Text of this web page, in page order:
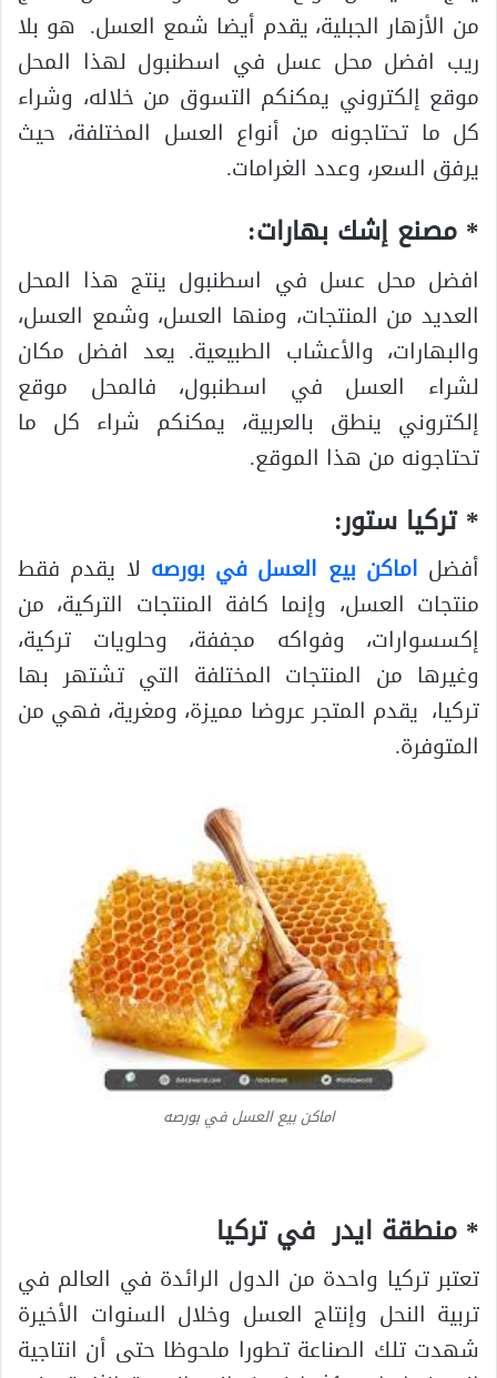
من الأزهار الجبلية، يقدم أيضا شمع العسل. هو بلا
ريب افضل محل عسل في اسطنبول لهذا المحل
موقع إلكتروني يمكنكم التسوق من خلاله، وشراء
كل ما تحتاجونه من أنواع العسل المختلفة، حيث
يرفق السعر، وعدد الغرامات.
* مصنع إشك بهارات:
افضل محل عسل في اسطنبول ينتج هذا المحل
العديد من المنتجات، ومنها العسل، وشمع العسل،
والبهارات، والأعشاب الطبيعية. يعد افضل مكان
لشراء العسل في اسطنبول، فالمحل موقع
إلكتروني ينطق بالعربية، يمكنكم شراء كل ما
تحتاجونه من هذا الموقع.
* تركيا ستور:
أفضل اماكن بيع العسل في بورصه لا يقدم فقط
منتجات العسل، وإنما كافة المنتجات التركية، من
إكسسوارات، وفواكه مجففة، وحلويات تركية،
وغيرها من المنتجات المختلفة التي تشتهر بها
تركيا، يقدم المتجر عروضا مميزة، ومغرية، فهي من
المتوفرة.
اماكن بيع العسل في بورصه
* منطقة ايدر في تركيا
تعتبر تركيا واحدة من الدول الرائدة في العالم في
تربية النحل وإنتاج العسل وخلال السنوات الأخيرة
شهدت تلك الصناعة تطورا ملحوظا حتى أن انتاجية